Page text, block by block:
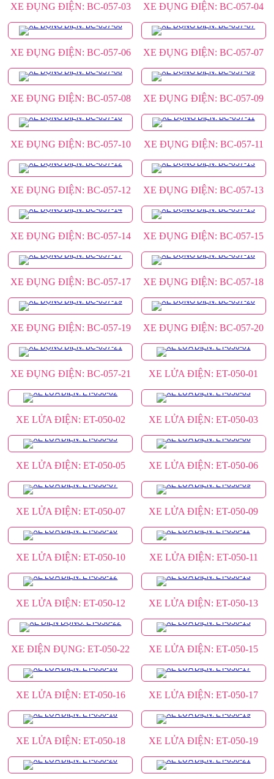
XE ĐỤNG ĐIỆN: BC-057-03 XE ĐỤNG ĐIỆN: BC-057-04
XE ĐỤNG ĐIỆN: BC-057-06 XE ĐỤNG ĐIỆN: BC-057-07
XE ĐỤNG ĐIỆN: BC-057-08 XE ĐỤNG ĐIỆN: BC-057-09
XE ĐỤNG ĐIỆN: BC-057-10 XE ĐỤNG ĐIỆN: BC-057-11
XE ĐỤNG ĐIỆN: BC-057-12 XE ĐỤNG ĐIỆN: BC-057-13
XE ĐỤNG ĐIỆN: BC-057-14 XE ĐỤNG ĐIỆN: BC-057-15
XE ĐỤNG ĐIỆN: BC-057-17 XE ĐỤNG ĐIỆN: BC-057-18
XE ĐỤNG ĐIỆN: BC-057-19 XE ĐỤNG ĐIỆN: BC-057-20
XE ĐỤNG ĐIỆN: BC-057-21 XE LỬA ĐIỆN: ET-050-01
XE LỬA ĐIỆN: ET-050-02 XE LỬA ĐIỆN: ET-050-03
XE LỬA ĐIỆN: ET-050-05 XE LỬA ĐIỆN: ET-050-06
XE LỬA ĐIỆN: ET-050-07 XE LỬA ĐIỆN: ET-050-09
XE LỬA ĐIỆN: ET-050-10 XE LỬA ĐIỆN: ET-050-11
XE LỬA ĐIỆN: ET-050-12 XE LỬA ĐIỆN: ET-050-13
XE ĐIỆN ĐỤNG: ET-050-22 XE LỬA ĐIỆN: ET-050-15
XE LỬA ĐIỆN: ET-050-16 XE LỬA ĐIỆN: ET-050-17
XE LỬA ĐIỆN: ET-050-18 XE LỬA ĐIỆN: ET-050-19